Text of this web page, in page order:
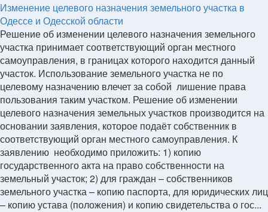
Изменение целевого назначения земельного участка в
Одессе и Одесской области
Решение об изменении целевого назначения земельного
участка принимает соответствующий орган местного
самоуправления, в границах которого находится данный
участок. Использование земельного участка не по
целевому назначению влечет за собой лишение права
пользования таким участком. Решение об изменении
целевого назначения земельных участков производится на
основании заявления, которое подаёт собственник в
соответствующий орган местного самоуправления. К
заявлению необходимо приложить: 1) копию
государственного акта на право собственности на
земельный участок; 2) для граждан – собственников
земельного участка – копию паспорта, для юридических лиц
– копию устава (положения) и копию свидетельства о гос...